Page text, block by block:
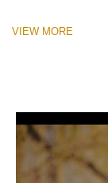
VIEW MORE